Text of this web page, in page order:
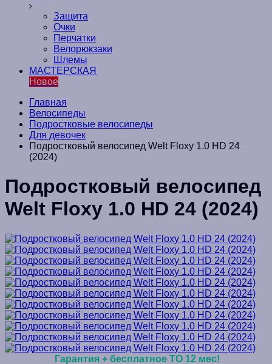
Защита
Очки
Перчатки
Велорюкзаки
Шлемы
МАСТЕРСКАЯ
Новое
Главная
Велосипеды
Подростковые велосипеды
Для девочек
Подростковый велосипед Welt Floxy 1.0 HD 24
(2024)
Подростковый велосипед
Welt Floxy 1.0 HD 24 (2024)
Гарантия + бесплатное ТО 12 мес!